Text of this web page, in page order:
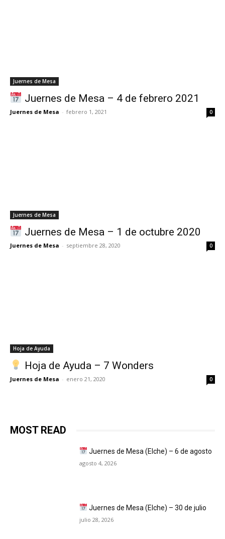
Juernes de Mesa
Juernes de Mesa – 4 de febrero 2021
Juernes de Mesa - febrero 1, 2021 0
Juernes de Mesa
Juernes de Mesa – 1 de octubre 2020
Juernes de Mesa - septiembre 28, 2020 0
Hoja de Ayuda
Hoja de Ayuda – 7 Wonders
Juernes de Mesa - enero 21, 2020 0
MOST READ
Juernes de Mesa (Elche) – 6 de agosto
agosto 4, 2026
Juernes de Mesa (Elche) – 30 de julio
julio 28, 2026